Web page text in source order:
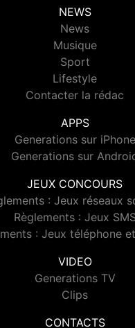
NEWS
News
Musique
Sport
Lifestyle
Contacter la rédac
APPS
Generations sur iPhone
Generations sur
JEUX CONCOURS
: Jeux réseaux
Règlements : Jeux
: Jeux téléphone
VIDEO
Generations TV
Clips
CONTACTS